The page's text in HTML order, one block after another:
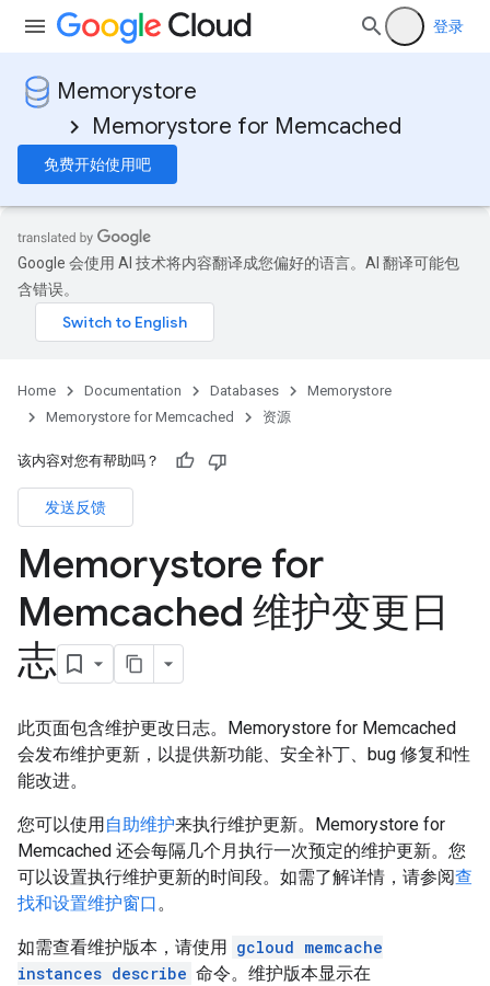
登录
Memorystore
Memorystore for Memcached
免费开始使用吧
Google 会使用 AI 技术将内容翻译成您偏好的语言。AI 翻译可能包
含错误。
Home Documentation Databases
Memorystore
Memorystore for Memcached
资源
该内容对您有帮助吗？
发送反馈
Memorystore for
Memcached 维护变更日
志
此页面包含维护更改日志。Memorystore for Memcached
会发布维护更新，以提供新功能、安全补丁、bug 修复和性
能改进。
您可以使用自助维护来执行维护更新。Memorystore for
Memcached 还会每隔几个月执行一次预定的维护更新。您
可以设置执行维护更新的时间段。如需了解详情，请参阅查
找和设置维护窗口。
如需查看维护版本，请使用 gcloud memcache
instances describe 命令。维护版本显示在